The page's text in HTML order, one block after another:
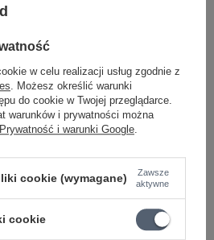
dni przed obniżką:
gitar elektrycznych,
dni przed obniżką:67,60 zł -3%
na gitarze D'addario NP7W-04
dni przed obniżką:57,83 zł -2%
w celu realizacji usług zgodnie z
. Możesz określić warunki
do cookie w Twojej przeglądarce.
warunków i prywatności można
Prywatność i warunki Google.
cookie (wymagane)
Zawsze
aktywne
cookie